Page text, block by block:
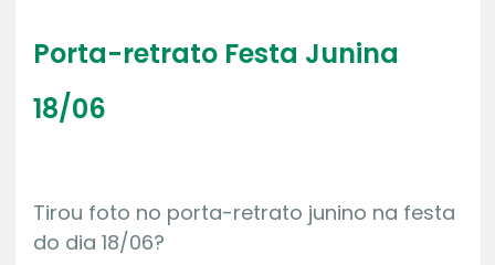
Porta-retrato Festa Junina
18/06
Tirou foto no porta-retrato junino na festa
do dia 18/06?